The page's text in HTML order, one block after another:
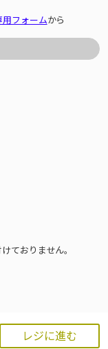
レジに進む
用フォームから
ておりません。